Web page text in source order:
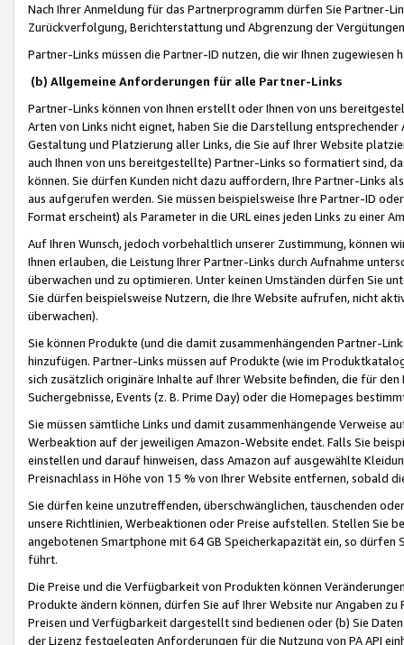
Nach Ihrer Anmeldung für das Partnerprogramm dürfen Sie Partner-
Zurückverfolgung, Berichterstattung und Abgrenzung der
Partner-Links müssen die Partner-ID nutzen, die wir Ihnen zugewiesen
(b) Allgemeine Anforderungen für alle Partner-Links
Partner-Links können von Ihnen erstellt oder Ihnen von uns
Arten von Links nicht eignet, haben Sie die Darstellung
Gestaltung und Platzierung aller Links, die Sie auf Ihrer Website
auch Ihnen von uns bereitgestellte) Partner-Links so formatiert sind,
können. Sie dürfen Kunden nicht dazu auffordern, Ihre Partner-Links
aus aufgerufen werden. Sie müssen beispielsweise Ihre Partner-ID
Format erscheint) als Parameter in die URL eines jeden Links zu einer
Auf Ihren Wunsch, jedoch vorbehaltlich unserer Zustimmung, können
Ihnen erlauben, die Leistung Ihrer Partner-Links durch Aufnahme
überwachen und zu optimieren. Unter keinen Umständen dürfen Sie
Sie dürfen beispielsweise Nutzern, die Ihre Website aufrufen, nicht
überwachen).
Sie können Produkte (und die damit zusammenhängenden Partner-
hinzufügen. Partner-Links müssen auf Produkte (wie im
sich zusätzlich originäre Inhalte auf Ihrer Website befinden, die für
Suchergebnisse, Events (z. B. Prime Day) oder die Homepages
Sie müssen sämtliche Links und damit zusammenhängende
Werbeaktion auf der jeweiligen Amazon-Website endet. Falls Sie
einstellen und darauf hinweisen, dass Amazon auf ausgewählte
Preisnachlass in Höhe von 15 % von Ihrer Website entfernen, sobald
Sie dürfen keine unzutreffenden, überschwänglichen, täuschenden
unsere Richtlinien, Werbeaktionen oder Preise aufstellen. Stellen Sie
angebotenen Smartphone mit 64 GB Speicherkapazität ein, so dürfen
führt.
Die Preise und die Verfügbarkeit von Produkten können
Produkte ändern können, dürfen Sie auf Ihrer Website nur Angaben
Preisen und Verfügbarkeit dargestellt sind bedienen oder (b) Sie
der Lizenz festgelegten Anforderungen für die Nutzung von PA API